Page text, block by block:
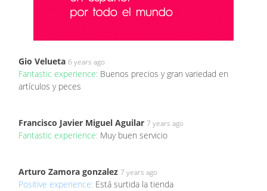
Gio Velueta 6 years ago
Fantastic experience: Buenos precios y gran variedad en
artículos y peces
Francisco Javier Miguel Aguilar 7 years ago
Fantastic experience: Muy buen servicio
Arturo Zamora gonzalez 7 years ago
Positive experience: Está surtida la tienda